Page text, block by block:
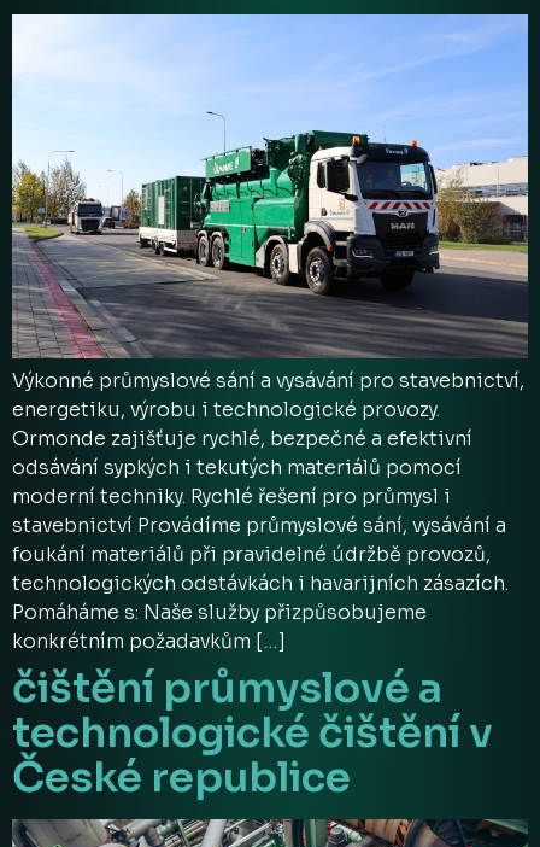
Výkonné průmyslové sání a vysávání pro stavebnictví,
energetiku, výrobu i technologické provozy.
Ormonde zajišťuje rychlé, bezpečné a efektivní
odsávání sypkých i tekutých materiálů pomocí
moderní techniky. Rychlé řešení pro průmysl i
stavebnictví Provádíme průmyslové sání, vysávání a
foukání materiálů při pravidelné údržbě provozů,
technologických odstávkách i havarijních zásazích.
Pomáháme s: Naše služby přizpůsobujeme
konkrétním požadavkům […]
čištění průmyslové a
technologické čištění v
České republice